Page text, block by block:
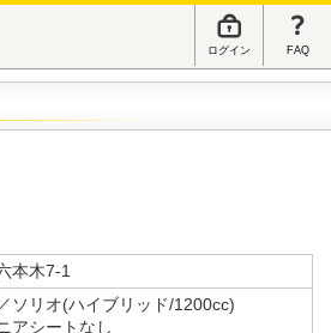
ログイン FAQ
本木7-1
ソリオ(ハイブリッド/1200cc)
アシートなし